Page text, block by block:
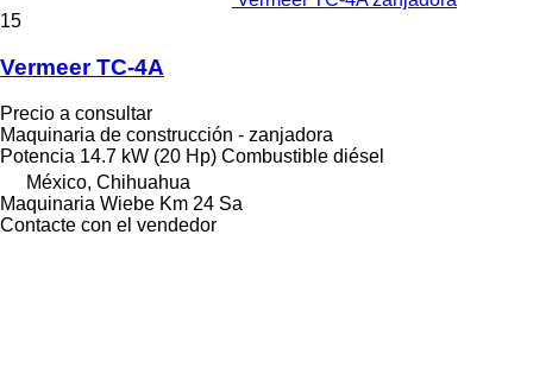
15
Vermeer TC-4A
Precio a consultar
Maquinaria de construcción - zanjadora
Potencia 14.7 kW (20 Hp) Combustible diésel
México, Chihuahua
Maquinaria Wiebe Km 24 Sa
Contacte con el vendedor